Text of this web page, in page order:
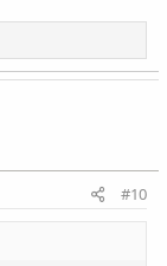
#10